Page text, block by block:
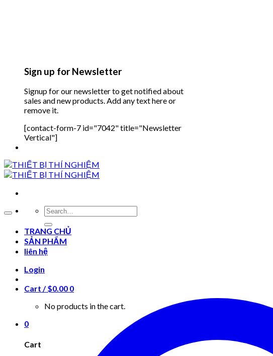
Sign up for Newsletter
Signup for our newsletter to get notified about
sales and new products. Add any text here or
remove it.
[contact-form-7 id="7042" title="Newsletter
Vertical"]
Search
for:
TRANG CHỦ
SẢN PHẨM
liên hệ
Login
Cart /$0.00 0
No products in the cart.
0
Cart